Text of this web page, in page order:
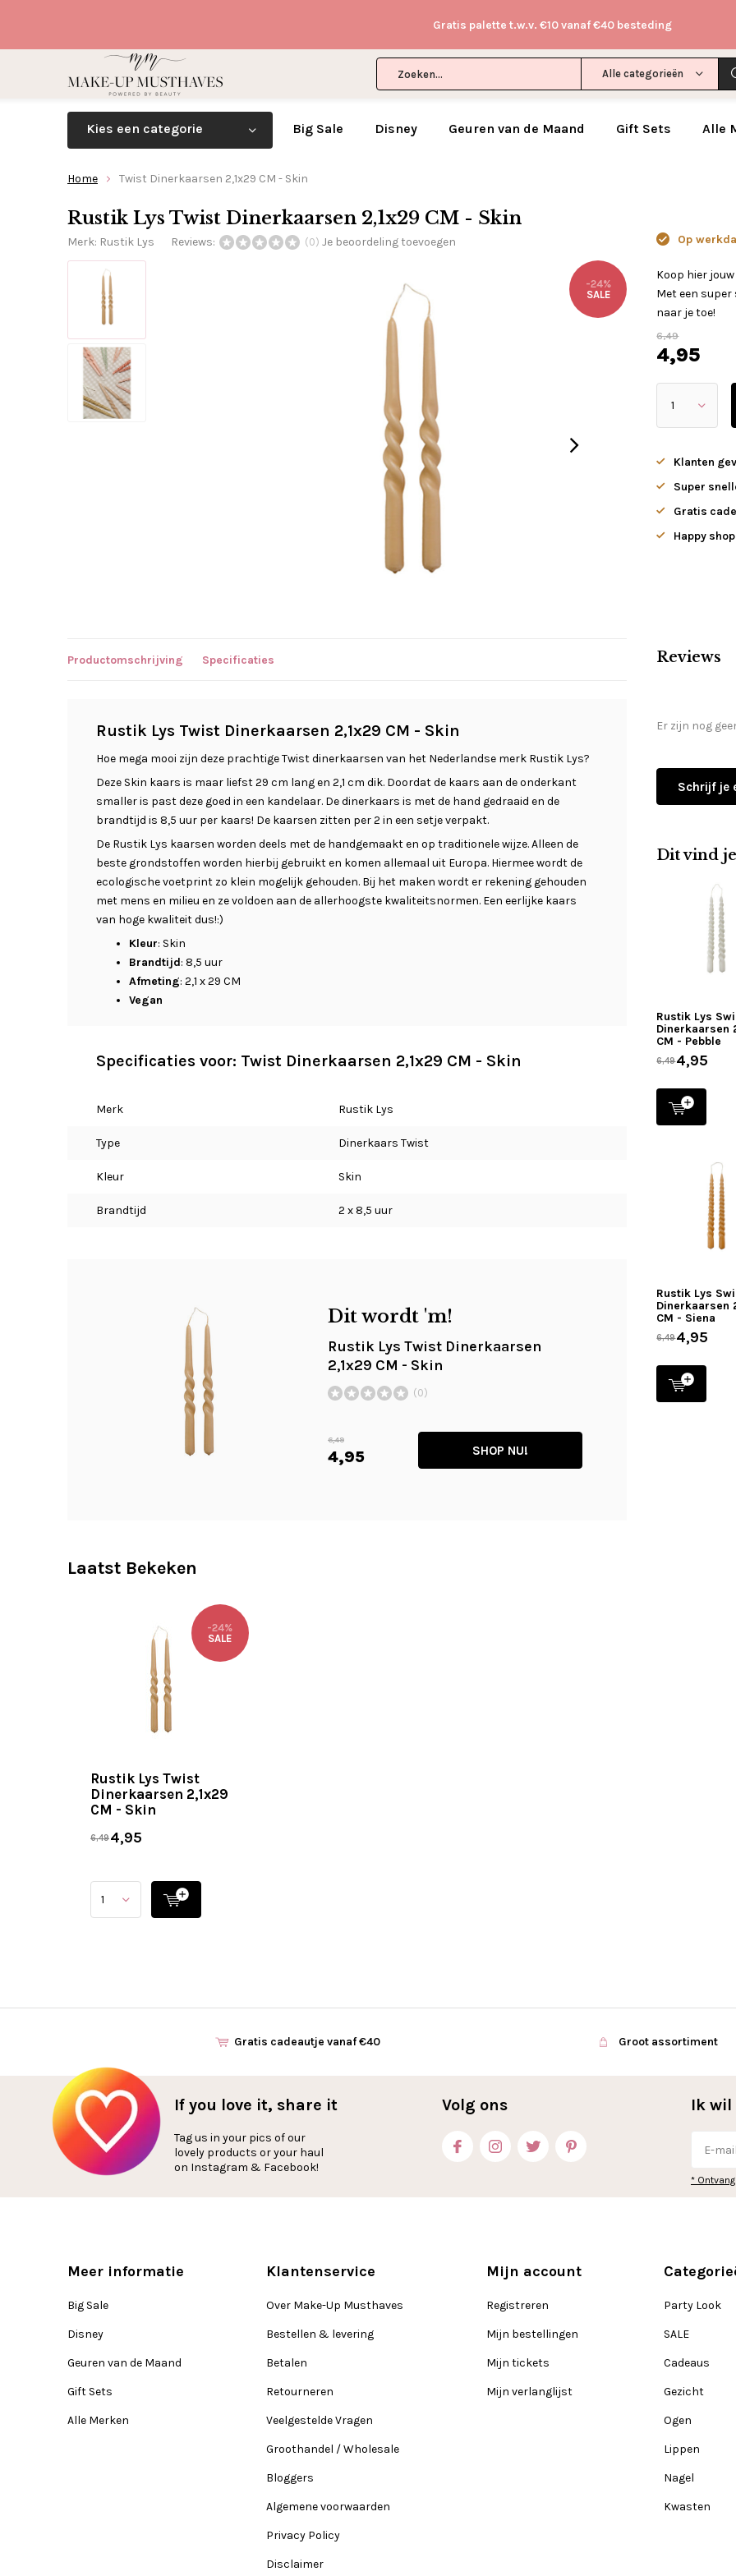
Alle categorieën
Gratis palette t.w.v. €10 vanaf €40 besteding
Kies een categorie Big Sale Disney Geuren van de Maand Gift Sets Alle
Home Twist Dinerkaarsen 2,1x29 CM - Skin
Rustik Lys Twist Dinerkaarsen 2,1x29 CM - Skin
Merk: Rustik Lys Reviews: (0) Je beoordeling toevoegen
-24%
SALE
Op
Koop hier
Met een
naar je toe!
6,49
4,95
Klanten
Super
Gratis
Happy
Productomschrijving Specificaties
Rustik Lys Twist Dinerkaarsen 2,1x29 CM - Skin
Hoe mega mooi zijn deze prachtige Twist dinerkaarsen van het Nederlandse merk Rustik Lys?
Deze Skin kaars is maar liefst 29 cm lang en 2,1 cm dik. Doordat de kaars aan de onderkant
smaller is past deze goed in een kandelaar. De dinerkaars is met de hand gedraaid en de
brandtijd is 8,5 uur per kaars! De kaarsen zitten per 2 in een setje verpakt.
De Rustik Lys kaarsen worden deels met de handgemaakt en op traditionele wijze. Alleen de
beste grondstoffen worden hierbij gebruikt en komen allemaal uit Europa. Hiermee wordt de
ecologische voetprint zo klein mogelijk gehouden. Bij het maken wordt er rekening gehouden
met mens en milieu en ze voldoen aan de allerhoogste kwaliteitsnormen. Een eerlijke kaars
van hoge kwaliteit dus!:)
Kleur: Skin
Brandtijd: 8,5 uur
Afmeting: 2,1 x 29 CM
Vegan
Specificaties voor: Twist Dinerkaarsen 2,1x29 CM - Skin
Merk Rustik Lys
Type Dinerkaars Twist
Kleur Skin
Brandtijd 2 x 8,5 uur
Dit wordt 'm!
Rustik Lys Twist Dinerkaarsen
2,1x29 CM - Skin
(0)
6,49
4,95 SHOP NU!
Reviews
Er zijn nog
Schrijf je
Dit vind
Rustik Lys
Dinerkaarsen
CM - Pebble
6,494,95
Rustik Lys
Dinerkaarsen
CM - Siena
6,494,95
Laatst Bekeken
Rustik Lys Twist
Dinerkaarsen 2,1x29
CM - Skin
-24%
SALE
6,494,95
Gratis cadeautje vanaf €40 Groot assortiment
If you love it, share it
Tag us in your pics of our
lovely products or your haul
on Instagram & Facebook!
Volg ons Ik wil
*
Meer informatie
Big Sale
Disney
Geuren van de Maand
Gift Sets
Alle Merken
Klantenservice
Over Make-Up Musthaves
Bestellen & levering
Betalen
Retourneren
Veelgestelde Vragen
Groothandel / Wholesale
Bloggers
Algemene voorwaarden
Privacy Policy
Disclaimer
Mijn account
Registreren
Mijn bestellingen
Mijn tickets
Mijn verlanglijst
Party Look
SALE
Cadeaus
Gezicht
Ogen
Lippen
Nagel
Kwasten